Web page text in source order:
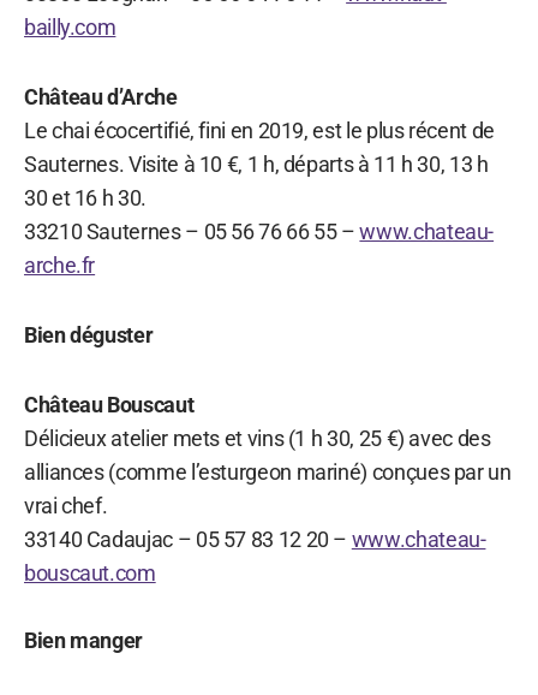
bailly.com
Château d’Arche
Le chai écocertifié, fini en 2019, est le plus récent de
Sauternes. Visite à 10 €, 1 h, départs à 11 h 30, 13 h
30 et 16 h 30.
33210 Sauternes – 05 56 76 66 55 –www.chateau-
arche.fr
Bien déguster
Château Bouscaut
Délicieux atelier mets et vins (1 h 30, 25 €) avec des
alliances (comme l’esturgeon mariné) conçues par un
vrai chef.
33140 Cadaujac – 05 57 83 12 20 – www.chateau-
bouscaut.com
Bien manger